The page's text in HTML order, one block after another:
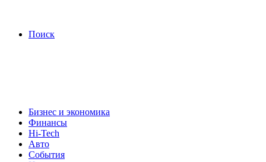
Поиск
Бизнес и экономика
Финансы
Hi-Tech
Авто
События